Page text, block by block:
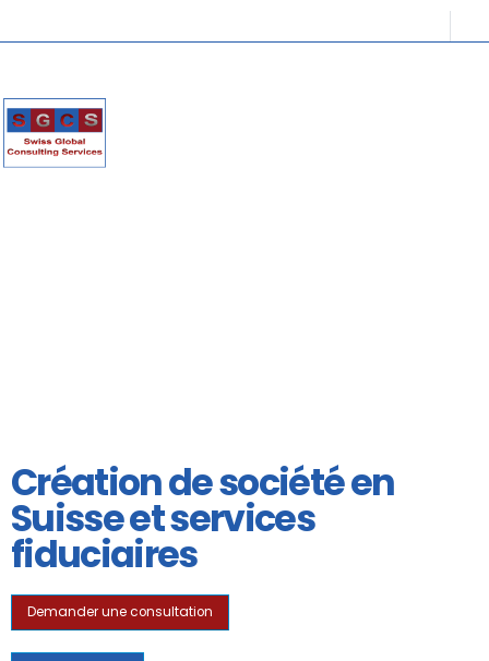
Création de société en
Suisse et services
fiduciaires
Demander une consultation